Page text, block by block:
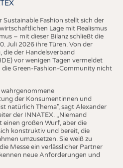
Sustainable Fashion stellt sich der
Lage mit Realismus
– mit dieser Bilanz schließt die
Juli 2026 ihre Türen. Von der
die der Handelsverband
vor wenigen Tagen vermeldet
die Green-Fashion-Community nicht
wahrgenommene
der Konsumentinnen und
natürlich Thema", sagt Alexander
der INNATEX. „Niemand
einen großen Wurf, aber die
konstruktiv und bereit, die
umzusetzen. Sie weiß zu
Messe ein verlässlicher Partner
neue Anforderungen und